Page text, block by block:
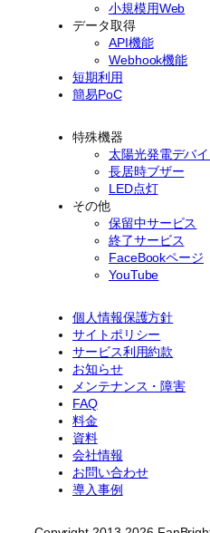
小規模用Web
データ取得
API機能
Webhook機能
短期利用
簡易PoC
特殊機器
太陽光発電デバイ
長居時ブザー
LED点灯
その他
保留中サービス
終了サービス
FaceBookページ
YouTube
個人情報保護方針
サイトポリシー
サービス利用約款
お知らせ
メンテナンス・障害
FAQ
料金
資料
会社情報
お問い合わせ
導入事例